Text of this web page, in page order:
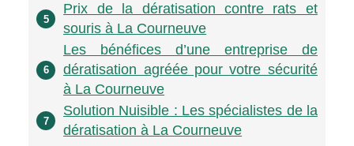
5
Prix de la dératisation contre rats et
souris à La Courneuve
6
Les bénéfices d’une entreprise de
dératisation agréée pour votre sécurité
à La Courneuve
7
Solution Nuisible : Les spécialistes de la
dératisation à La Courneuve